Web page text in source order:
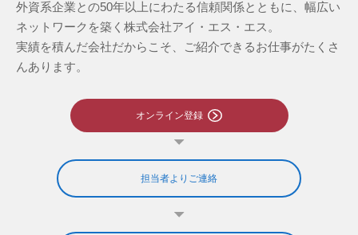
外資系企業との50年以上にわたる信頼関係とともに、幅広い
ネットワークを築く株式会社アイ・エス・エス。
実績を積んだ会社だからこそ、ご紹介できるお仕事がたくさ
んあります。
オンライン登録
担当者よりご連絡